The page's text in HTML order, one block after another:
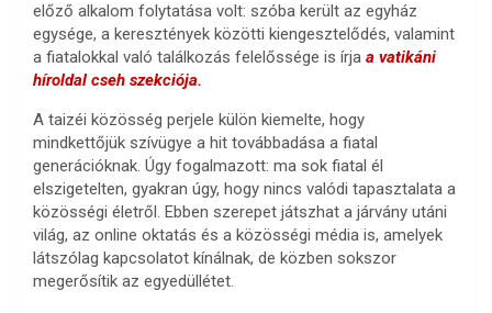
előző alkalom folytatása volt: szóba került az egyház
egysége, a keresztények közötti kiengesztelődés, valamint
a fiatalokkal való találkozás felelőssége is írja a vatikáni
híroldal cseh szekciója.
A taizéi közösség perjele külön kiemelte, hogy
mindkettőjük szívügye a hit továbbadása a fiatal
generációknak. Úgy fogalmazott: ma sok fiatal él
elszigetelten, gyakran úgy, hogy nincs valódi tapasztalata a
közösségi életről. Ebben szerepet játszhat a járvány utáni
világ, az online oktatás és a közösségi média is, amelyek
látszólag kapcsolatot kínálnak, de közben sokszor
megerősítik az egyedüllétet.